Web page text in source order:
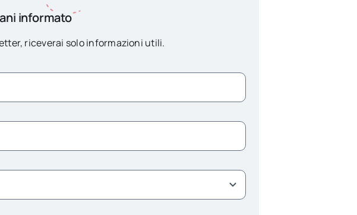
informato
riceverai solo informazioni utili.